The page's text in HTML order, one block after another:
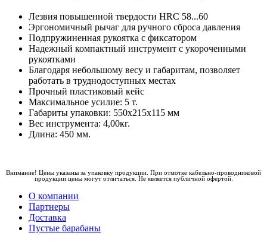
Лезвия повышенной твердости HRC 58...60
Эргономичный рычаг для ручного сброса давления
Подпружиненная рукоятка с фиксатором
Надежный компактный инструмент с укороченными
рукоятками
Благодаря небольшому весу и габаритам, позволяет
работать в труднодоступных местах
Прочный пластиковый кейс
Максимальное усилие: 5 т.
Габариты упаковки: 550х215х115 мм
Вес инструмента: 4,00кг.
Длина: 450 мм.
Внимание! Цены указаны за упаковку продукции. При отмотке кабельно-проводниковой
продукции цены могут отличаться. Не является публичной офертой.
О компании
Партнеры
Доставка
Пустые барабаны